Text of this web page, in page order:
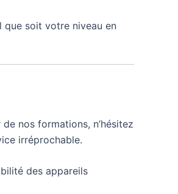
que soit votre niveau en
nos formations, n’hésitez
irréprochable.
des appareils